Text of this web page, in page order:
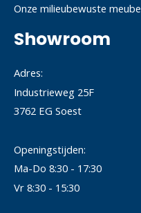
Onze milieubewuste
Showroom
Adres:
Industrieweg 25F
3762 EG Soest
Openingstijden:
Ma-Do 8:30 - 17:30
Vr 8:30 - 15:30